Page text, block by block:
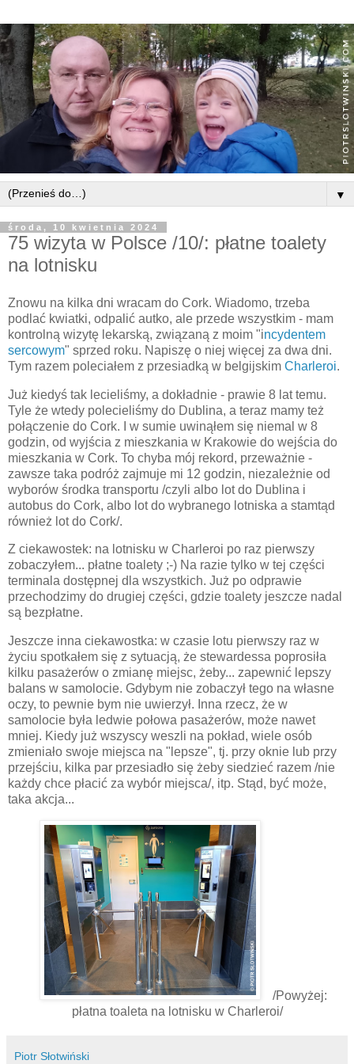
▼
środa, 10 kwietnia 2024
75 wizyta w Polsce /10/: płatne toalety
na lotnisku
Znowu na kilka dni wracam do Cork. Wiadomo, trzeba
podlać kwiatki, odpalić autko, ale przede wszystkim - mam
kontrolną wizytę lekarską, związaną z moim "incydentem
sercowym" sprzed roku. Napiszę o niej więcej za dwa dni.
Tym razem poleciałem z przesiadką w belgijskim Charleroi.
Już kiedyś tak lecieliśmy, a dokładnie - prawie 8 lat temu.
Tyle że wtedy polecieliśmy do Dublina, a teraz mamy też
połączenie do Cork. I w sumie uwinąłem się niemal w 8
godzin, od wyjścia z mieszkania w Krakowie do wejścia do
mieszkania w Cork. To chyba mój rekord, przeważnie -
zawsze taka podróż zajmuje mi 12 godzin, niezależnie od
wyborów środka transportu /czyli albo lot do Dublina i
autobus do Cork, albo lot do wybranego lotniska a stamtąd
również lot do Cork/.
Z ciekawostek: na lotnisku w Charleroi po raz pierwszy
zobaczyłem... płatne toalety ;-) Na razie tylko w tej części
terminala dostępnej dla wszystkich. Już po odprawie
przechodzimy do drugiej części, gdzie toalety jeszcze nadal
są bezpłatne.
Jeszcze inna ciekawostka: w czasie lotu pierwszy raz w
życiu spotkałem się z sytuacją, że stewardessa poprosiła
kilku pasażerów o zmianę miejsc, żeby... zapewnić lepszy
balans w samolocie. Gdybym nie zobaczył tego na własne
oczy, to pewnie bym nie uwierzył. Inna rzecz, że w
samolocie była ledwie połowa pasażerów, może nawet
mniej. Kiedy już wszyscy weszli na pokład, wiele osób
zmieniało swoje miejsca na "lepsze", tj. przy oknie lub przy
przejściu, kilka par przesiadło się żeby siedzieć razem /nie
każdy chce płacić za wybór miejsca/, itp. Stąd, być może,
taka akcja...
/Powyżej:
płatna toaleta na lotnisku w Charleroi/
Piotr Słotwiński